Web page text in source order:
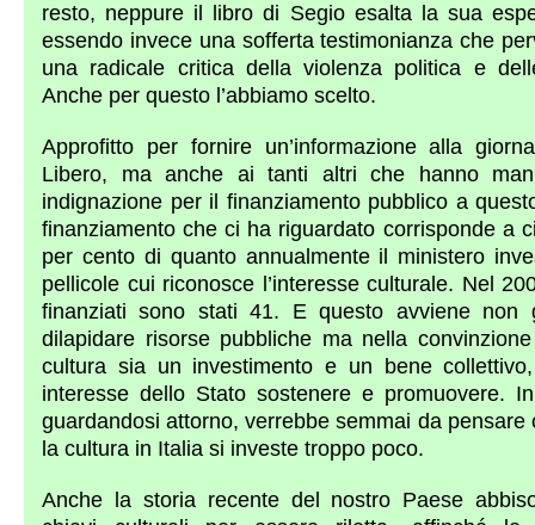
resto, neppure il libro di Segio esalta la sua
essendo invece una sofferta testimonianza che
una radicale critica della violenza politica e
Anche per questo l’abbiamo scelto.
Approfitto per fornire un’informazione alla
Libero, ma anche ai tanti altri che hanno
indignazione per il finanziamento pubblico a
finanziamento che ci ha riguardato corrisponde a
per cento di quanto annualmente il ministero
pellicole cui riconosce l’interesse culturale. Nel
finanziati sono stati 41. E questo avviene non
dilapidare risorse pubbliche ma nella
cultura sia un investimento e un bene
interesse dello Stato sostenere e promuovere.
guardandosi attorno, verrebbe semmai da pensare
la cultura in Italia si investe troppo poco.
Anche la storia recente del nostro Paese